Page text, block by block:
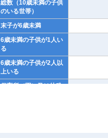
総数（10歳未満の子供
のいる世帯）
末子が6歳未満
6歳未満の子供が1人い
る
6歳未満の子供が2人以
上いる
保育所（園）又は幼稚